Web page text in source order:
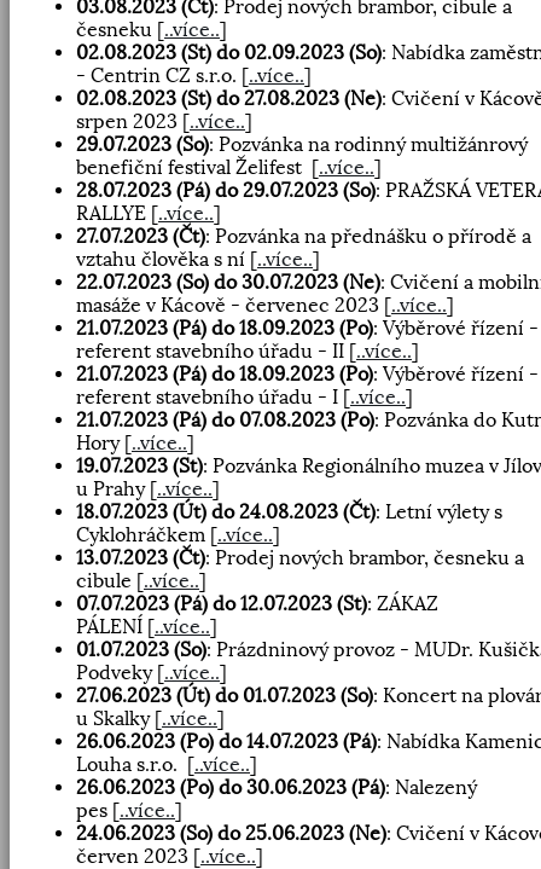
03.08.2023 (Čt): Prodej nových brambor, cibule a
česneku [..více..]
02.08.2023 (St) do 02.09.2023 (So): Nabídka
- Centrin CZ s.r.o. [..více..]
02.08.2023 (St) do 27.08.2023 (Ne): Cvičení v
srpen 2023 [..více..]
29.07.2023 (So): Pozvánka na rodinný multižánrový
benefiční festival Želifest [..více..]
28.07.2023 (Pá) do 29.07.2023 (So): PRAŽSKÁ
RALLYE [..více..]
27.07.2023 (Čt): Pozvánka na přednášku o přírodě a
vztahu člověka s ní [..více..]
22.07.2023 (So) do 30.07.2023 (Ne): Cvičení a
masáže v Kácově - červenec 2023 [..více..]
21.07.2023 (Pá) do 18.09.2023 (Po): Výběrové řízení -
referent stavebního úřadu - II [..více..]
21.07.2023 (Pá) do 18.09.2023 (Po): Výběrové řízení -
referent stavebního úřadu - I [..více..]
21.07.2023 (Pá) do 07.08.2023 (Po): Pozvánka do
Hory [..více..]
19.07.2023 (St): Pozvánka Regionálního muzea v
u Prahy [..více..]
18.07.2023 (Út) do 24.08.2023 (Čt): Letní výlety s
Cyklohráčkem [..více..]
13.07.2023 (Čt): Prodej nových brambor, česneku a
cibule [..více..]
07.07.2023 (Pá) do 12.07.2023 (St): ZÁKAZ
PÁLENÍ [..více..]
01.07.2023 (So): Prázdninový provoz - MUDr.
Podveky [..více..]
27.06.2023 (Út) do 01.07.2023 (So): Koncert na
u Skalky [..více..]
26.06.2023 (Po) do 14.07.2023 (Pá): Nabídka
Louha s.r.o. [..více..]
26.06.2023 (Po) do 30.06.2023 (Pá): Nalezený
pes [..více..]
24.06.2023 (So) do 25.06.2023 (Ne): Cvičení v
červen 2023 [..více..]